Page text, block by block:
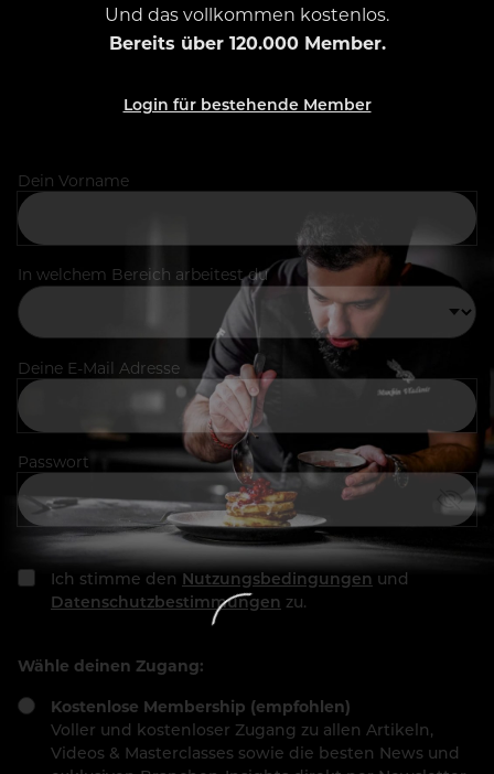
Und das vollkommen kostenlos.
Bereits über 120.000 Member.
Login für bestehende Member
Dein Vorname
In welchem Bereich arbeitest du
Deine E-Mail Adresse
Passwort
Ich stimme den Nutzungsbedingungen und
Datenschutzbestimmungen zu.
Wähle deinen Zugang:
Kostenlose Membership (empfohlen)
Voller und kostenloser Zugang zu allen Artikeln,
Videos & Masterclasses sowie die besten News und